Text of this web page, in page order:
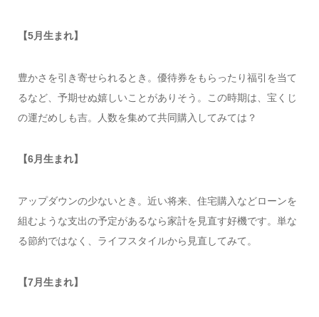
【5月生まれ】
豊かさを引き寄せられるとき。優待券をもらったり福引を当て
るなど、予期せぬ嬉しいことがありそう。この時期は、宝くじ
の運だめしも吉。人数を集めて共同購入してみては？
【6月生まれ】
アップダウンの少ないとき。近い将来、住宅購入などローンを
組むような支出の予定があるなら家計を見直す好機です。単な
る節約ではなく、ライフスタイルから見直してみて。
【7月生まれ】